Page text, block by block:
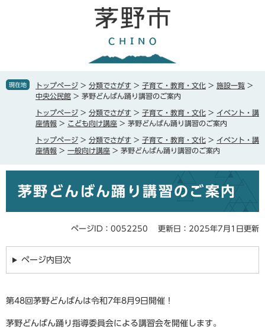
で
ば現在地 トップページ > 分類でさがす > 子育て・教育・文化 > 施設一覧 >
中央公民館 > 茅野どんばん踊り講習のご案内
トップページ > 分類でさがす > 子育て・教育・文化 > イベント・講
座情報 > こども向け講座 > 茅野どんばん踊り講習のご案内
トップページ > 分類でさがす > 子育て・教育・文化 > イベント・講
座情報 > 一般向け講座 > 茅野どんばん踊り講習のご案内
茅野どんばん踊り講習のご案内
ページID：0052250 更新日：2025年7月1日更新
ページ内目次
第48回茅野どんばんは令和7年8月9日開催！
茅野どんばん踊り指導委員会による講習会を開催します。